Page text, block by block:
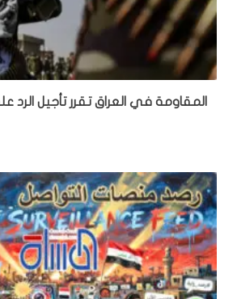
المقاومة في العراق تقرر تأجيل الرد